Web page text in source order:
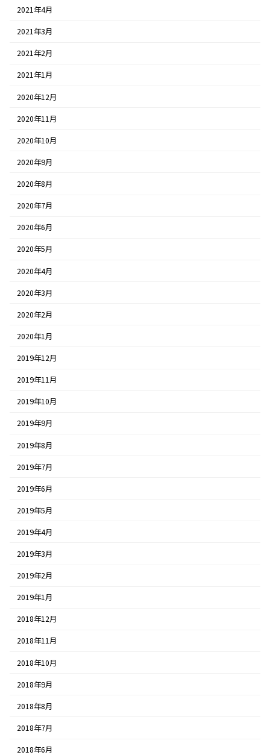
2021年4月
2021年3月
2021年2月
2021年1月
2020年12月
2020年11月
2020年10月
2020年9月
2020年8月
2020年7月
2020年6月
2020年5月
2020年4月
2020年3月
2020年2月
2020年1月
2019年12月
2019年11月
2019年10月
2019年9月
2019年8月
2019年7月
2019年6月
2019年5月
2019年4月
2019年3月
2019年2月
2019年1月
2018年12月
2018年11月
2018年10月
2018年9月
2018年8月
2018年7月
2018年6月